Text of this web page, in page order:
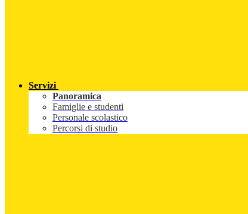
Servizi
Panoramica
Famiglie e studenti
Personale scolastico
Percorsi di studio